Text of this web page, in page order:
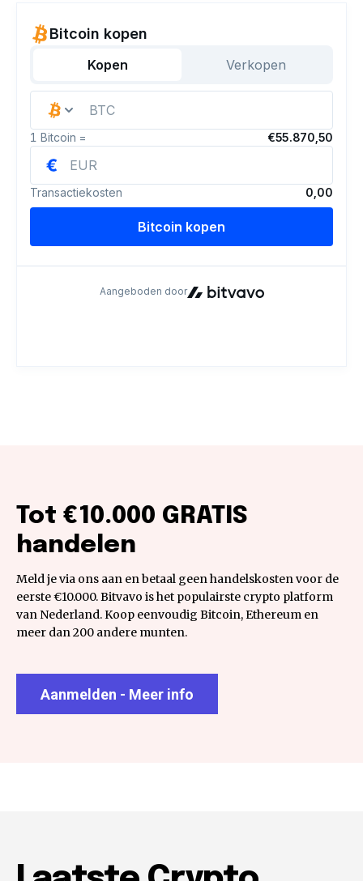
Tot €10.000 GRATIS
handelen
Meld je via ons aan en betaal geen handelskosten voor de
eerste €10.000. Bitvavo is het populairste crypto platform
van Nederland. Koop eenvoudig Bitcoin, Ethereum en
meer dan 200 andere munten.
Aanmelden - Meer info